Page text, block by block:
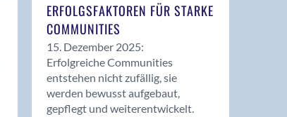
ERFOLGSFAKTOREN FÜR STARKE
COMMUNITIES
15. Dezember 2025:
Erfolgreiche Communities
entstehen nicht zufällig, sie
werden bewusst aufgebaut,
gepflegt und weiterentwickelt.